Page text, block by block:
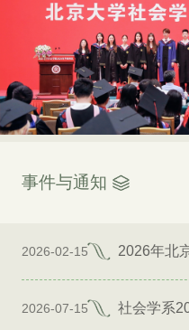
事件与通知
2026-02-15
2026-07-15